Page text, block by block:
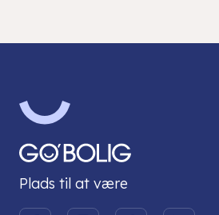
Plads til at være